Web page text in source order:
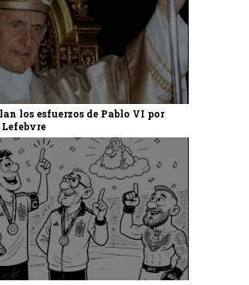
los esfuerzos de Pablo VI por